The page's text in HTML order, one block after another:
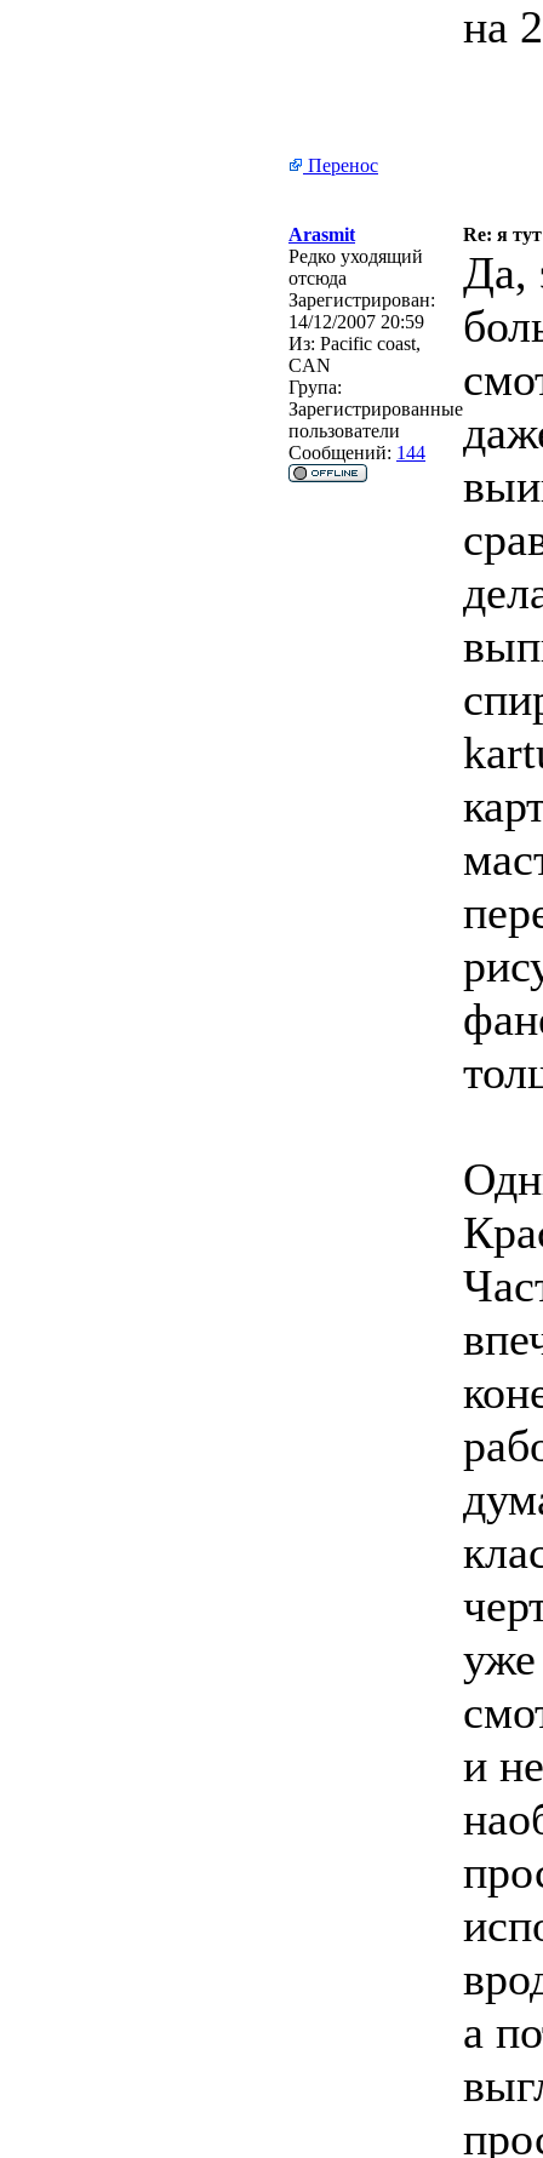
на
Перенос
Arasmit
Re: я
Редко уходящий
отсюда
Зарегистрирован:
14/12/2007 20:59
Из: Pacific coast,
CAN
Група:
Зарегистрированные
пользователи
Сообщений: 144
Да,
уже
и
а